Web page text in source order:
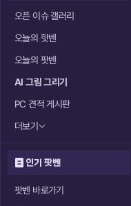
오픈 이슈 갤러리
오늘의 핫벤
오늘의 팟벤
AI 그림 그리기
PC 견적 게시판
더보기
인기 팟벤
팟벤 바로가기